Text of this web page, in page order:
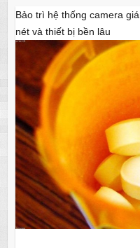
Bảo trì hệ thống camera
nét và thiết bị bền lâu